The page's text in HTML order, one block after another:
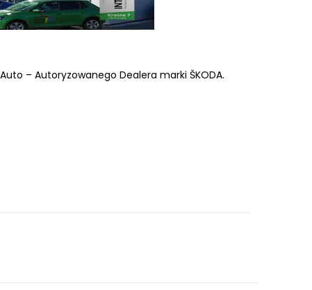
– Autoryzowanego Dealera marki ŠKODA.